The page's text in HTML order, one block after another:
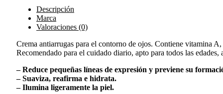
Descripción
Marca
Valoraciones (0)
Crema antiarrugas para el contorno de ojos. Contiene vitamina
Recomendado para el cuidado diario, apto para todos las edades,
– Reduce pequeñas líneas de expresión y previene su
– Suaviza, reafirma e hidrata.
– Ilumina ligeramente la piel.